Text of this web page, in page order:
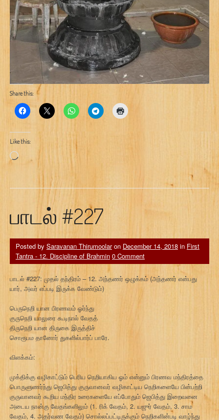
Share this:
Like this:
Loading…
பாடல் #227
Posted by Saravanan Thirumoolaron December 14, 2018 in First
Tantra - 12. Discipline of Brahmin 0 Comment
பாடல் #227: முதல் தந்திரம் – 12. அந்தணர் ஒழுக்கம் (அந்தணர் என்பது
யார், அவர் எப்படி இருக்க வேண்டும்)
பெருநெறி யான பிரணவம் ஓர்ந்து
குருநெறி யாலுரை கூடிநால் வேதத்
திருநெறி யான திருகை இருத்திச்
சொரூபம தானோர் துகளில்பார்ப் பாரே.
விளக்கம்:
முக்திக்கு வழிகாட்டும் பெரிய நெறியாகிய ஓம் என்னும் பிரணவ மந்திரத்தை
பொருளுணர்ந்து ஜெபித்து குருவானவர் வழிகாட்டிய நெறிகளையே பின்பற்றி
குருவானவர் கூறிய மந்திர உரைகளையே எப்போதும் ஜெபித்து இறைவனை
அடைய நான்கு வேதங்களிலும் (1. ரிக் வேதம், 2. யஜுர் வேதம், 3. சாம
வேதம், 4. அதர்வண வேதம்) சொல்லப்பட்டிருக்கும் நெறிகளின்படி வாழ்ந்து